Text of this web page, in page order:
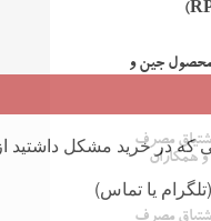
محصول جین و
مصرف
همکاران
که در خرید مشکل داشتید